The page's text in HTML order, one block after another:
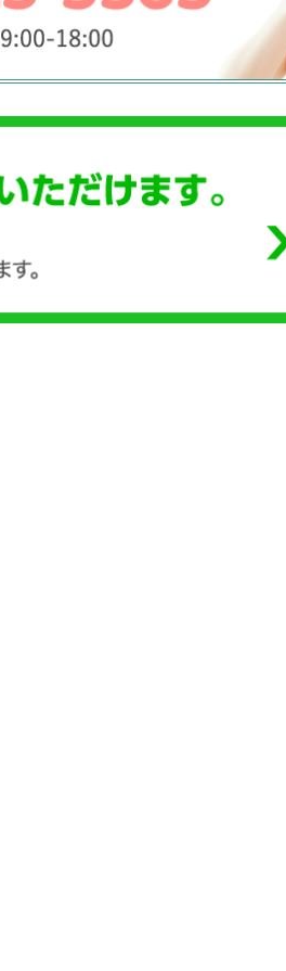
近藤学
2022-01-01
交差点を確認せず右折してきた車に跳
険会社の対応があまりにも悪かったの
でお世話になりました。